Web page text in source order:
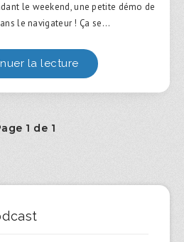
le weekend, une petite démo de
le navigateur ! Ça se…
la lecture
1 de 1